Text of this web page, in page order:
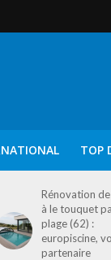
TOP
Rénovation
à le touquet
plage (62) :
europiscine,
partenaire